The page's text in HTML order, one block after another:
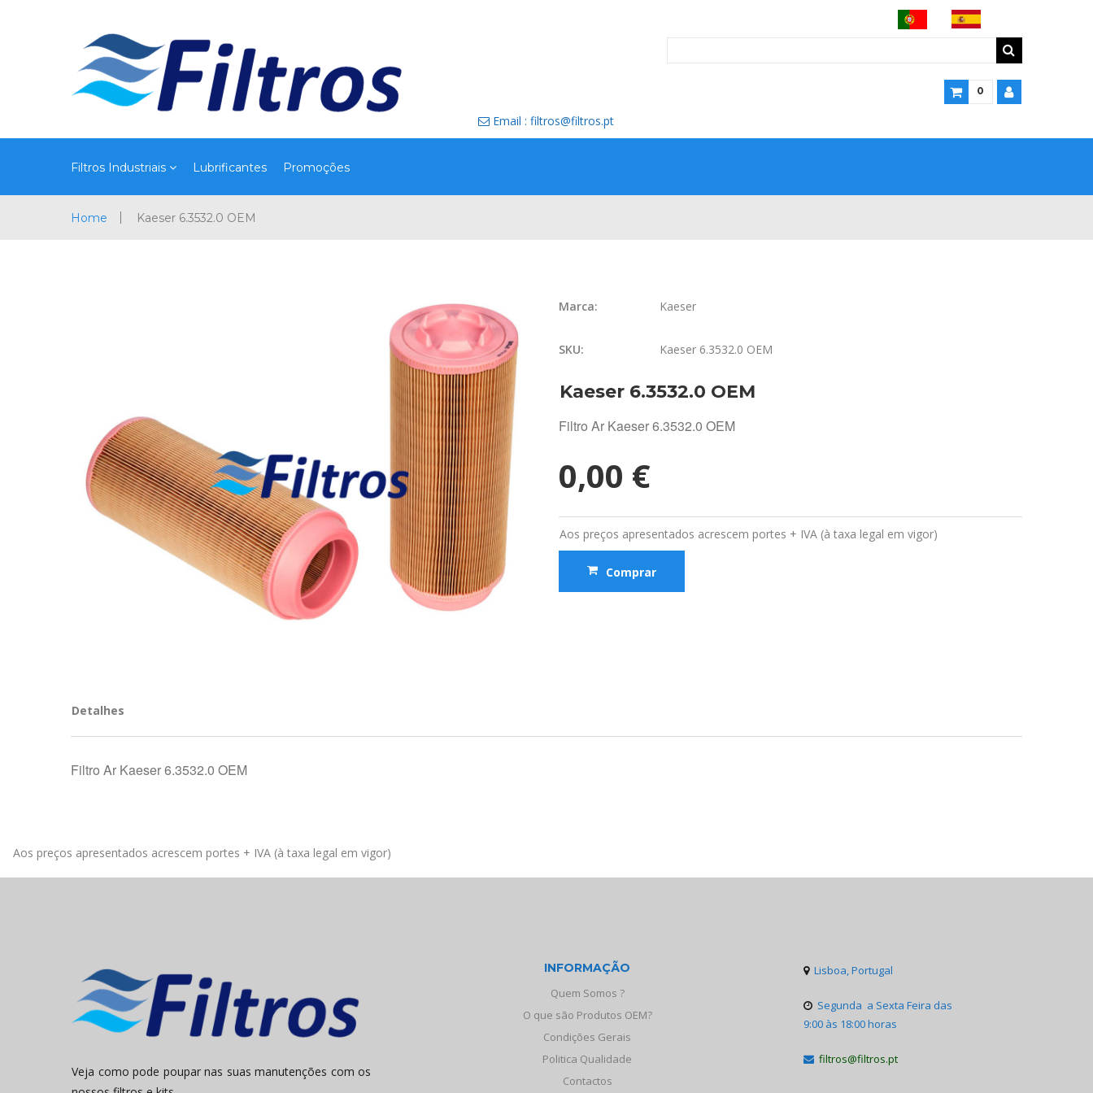
0
 Email : filtros@filtros.pt
Filtros Industriais Lubrificantes Promoções
Home Kaeser 6.3532.0 OEM
Marca: Kaeser
SKU: Kaeser 6.3532.0 OEM
Kaeser 6.3532.0 OEM
Filtro Ar Kaeser 6.3532.0 OEM
0,00 €
Aos preços apresentados acrescem portes + IVA (à taxa legal em vigor)
Comprar
Detalhes
Filtro Ar Kaeser 6.3532.0 OEM
Aos preços apresentados acrescem portes + IVA (à taxa legal em vigor)
Veja como pode poupar nas suas manutenções com os
INFORMAÇÃO
Quem Somos ?
O que são Produtos OEM?
Condições Gerais
Politica Qualidade
Contactos
 Lisboa, Portugal
 Segunda a Sexta Feira das
9:00 às 18:00 horas
 filtros@filtros.pt